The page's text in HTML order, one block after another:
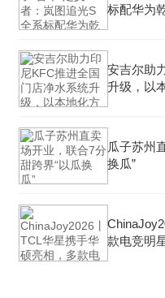
标配华为
安吉尔助
升级，以
瓜子苏州
换瓜”
款电竞明